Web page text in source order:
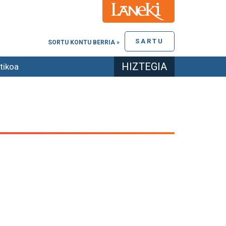
SARTU
SORTU KONTU BERRIA »
HIZTEGIA